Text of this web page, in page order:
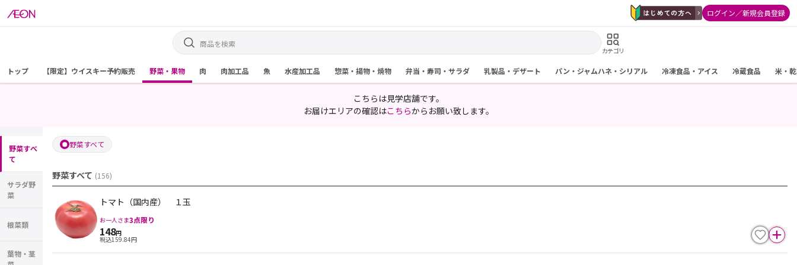
ログイン／新規会員登録
カテゴリ
トップ 【限定】ウイスキー予約販売 野菜・果物 肉 肉加工品 魚 水産加工品 惣菜・揚物・焼物 弁当・寿司・サラダ 乳製品・デザート パン・ジャムハネ・シリアル 冷凍食品・アイス 冷蔵食品 米・
こちらは見学店舗です。
お届けエリアの確認はこちらからお願い致します。
野菜すべ
て
サラダ野
菜
根菜類
葉物・茎
野菜すべて
野菜すべて (156)
トマト（国内産） １玉
お一人さま3点限り
148円
税込159.84円